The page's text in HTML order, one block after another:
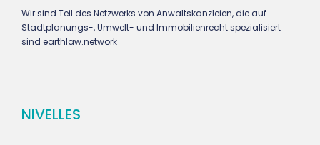
Wir sind Teil des Netzwerks von Anwaltskanzleien, die auf
Stadtplanungs-, Umwelt- und Immobilienrecht spezialisiert
sind earthlaw.network
NIVELLES